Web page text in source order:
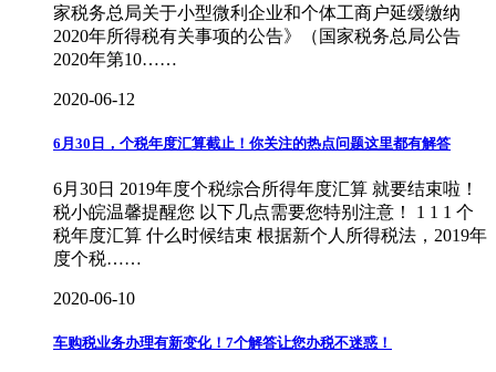
家税务总局关于小型微利企业和个体工商户延缓缴纳
2020年所得税有关事项的公告》（国家税务总局公告
2020年第10……
2020-06-12
6月30日，个税年度汇算截止！你关注的热点问题这里都有解答
6月30日 2019年度个税综合所得年度汇算 就要结束啦！
税小皖温馨提醒您 以下几点需要您特别注意！ 1 1 1 个
税年度汇算 什么时候结束 根据新个人所得税法，2019年
度个税……
2020-06-10
车购税业务办理有新变化！7个解答让您办税不迷惑！